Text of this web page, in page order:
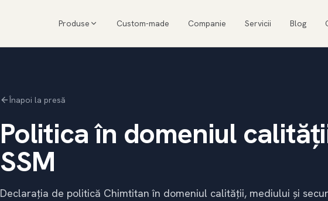
Produse Custom-made Companie Servicii Blog
Înapoi la presă
Politica în domeniul
SSM
Declarația de politică Chimtitan în domeniul calității, mediului și